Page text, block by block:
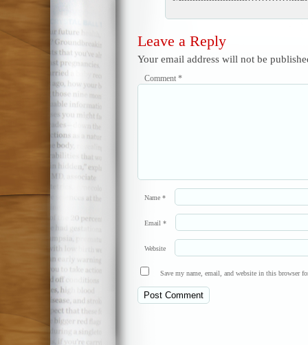
Leave a Reply
Your email address will not be
Comment *
Name *
Email *
Website
Save my name, email, and website in this browser